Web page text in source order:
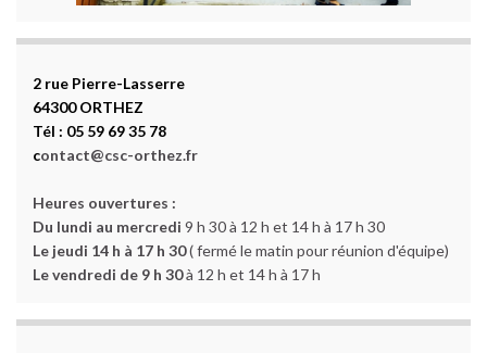
2 rue Pierre-Lasserre
64300 ORTHEZ
Tél : 05 59 69 35 78
contact@csc-orthez.fr
Heures ouvertures :
Du lundi au mercredi 9 h 30 à 12 h et 14 h à 17 h 30
Le jeudi 14 h à 17 h 30( fermé le matin pour réunion d'équipe)
Le vendredi de 9 h 30à 12 h et 14 h à 17 h